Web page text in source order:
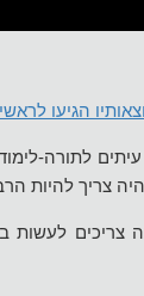
הגיעו לראשי
צריך להיות
לעשות